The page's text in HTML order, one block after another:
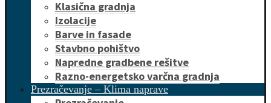
Klasična gradnja
Izolacije
Barve in fasade
Stavbno pohištvo
Napredne gradbene rešitve
Razno-energetsko varčna gradnja
Prezračevanje – Klima naprave